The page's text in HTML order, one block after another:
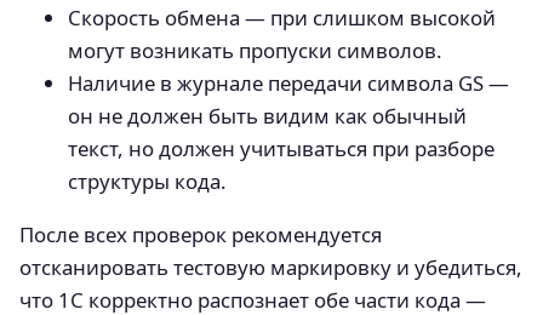
Скорость обмена — при слишком высокой
могут возникать пропуски символов.
Наличие в журнале передачи символа GS —
он не должен быть видим как обычный
текст, но должен учитываться при разборе
структуры кода.
После всех проверок рекомендуется
отсканировать тестовую маркировку и убедиться,
что 1С корректно распознает обе части кода —